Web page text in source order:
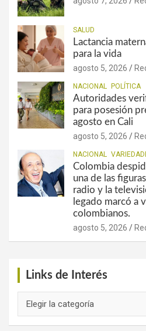
SALUD
Lactancia
para la vida
agosto 5, 2026
NACIONAL POLÍTICA
Autoridades
para posesión
agosto en Cali
agosto 5, 2026
NACIONAL
Colombia
una de las
radio y la
legado marcó a
colombianos.
agosto 5, 2026
Links de Interés